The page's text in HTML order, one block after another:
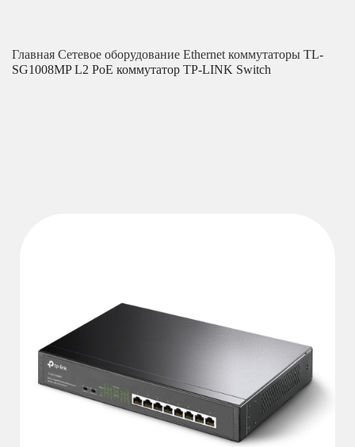
Главная Сетевое оборудование Ethernet коммутаторы TL-
SG1008MP L2 PoE коммутатор TP-LINK Switch